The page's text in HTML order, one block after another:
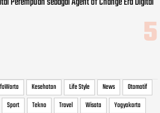
Kesehatan Life Style News
Otomotif
Sport Tekno Travel Wisata Yogyakarta